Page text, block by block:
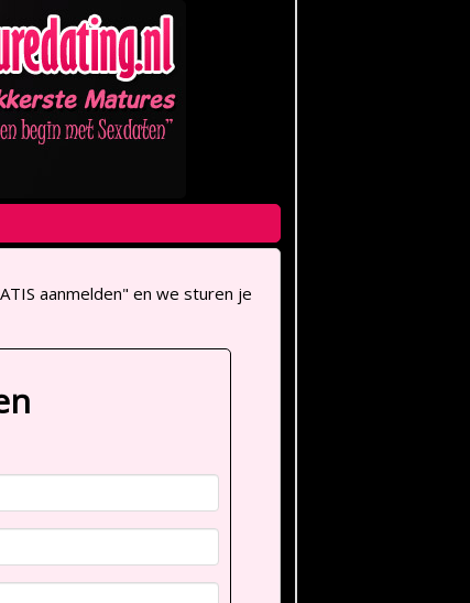
aanmelden" en we sturen je